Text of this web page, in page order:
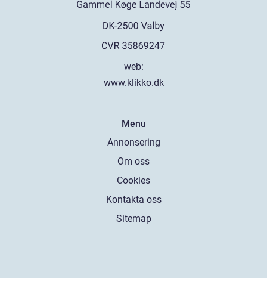
web:
www.klikko.dk
Menu
Annonsering
Om oss
Cookies
Kontakta oss
Sitemap